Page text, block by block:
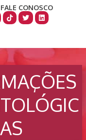
FALE CONOSCO
AS